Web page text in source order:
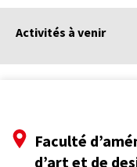
Activités à venir
Faculté
d’art et de